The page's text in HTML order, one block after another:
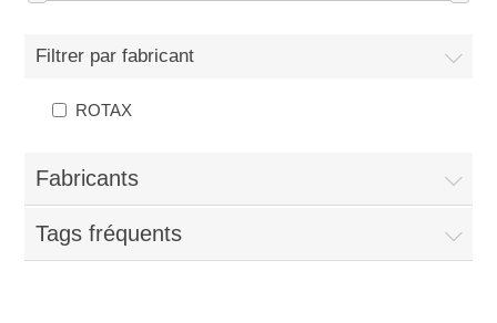
Filtrer par fabricant
ROTAX
Fabricants
Tags fréquents